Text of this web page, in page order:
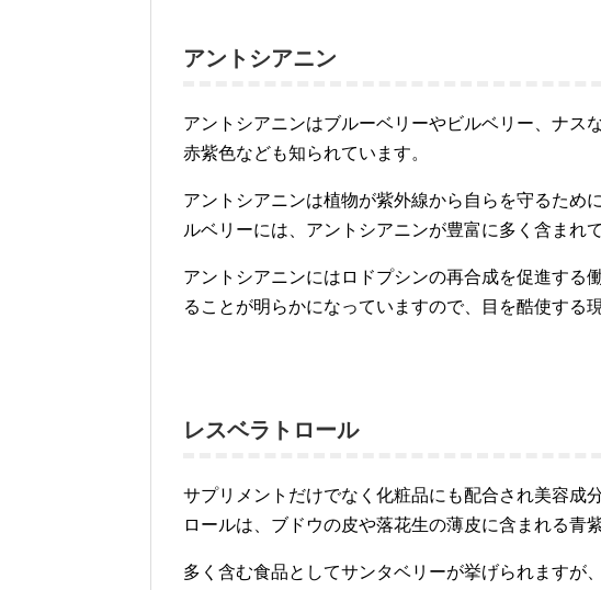
アントシアニン
アントシアニンはブルーベリーやビルベリー、ナス
赤紫色なども知られています。
アントシアニンは植物が紫外線から自らを守るため
ルベリーには、アントシアニンが豊富に多く含まれ
アントシアニンにはロドプシンの再合成を促進する
ることが明らかになっていますので、目を酷使する
レスベラトロール
サプリメントだけでなく化粧品にも配合され美容成
ロールは、ブドウの皮や落花生の薄皮に含まれる青
多く含む食品としてサンタベリーが挙げられますが